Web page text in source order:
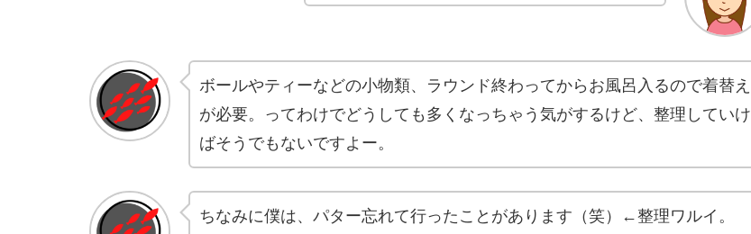
ボールやティーなどの小物類、ラウンド終わってからお風呂入るので着替え
が必要。ってわけでどうしても多くなっちゃう気がするけど、整理していけ
ばそうでもないですよー。
ちなみに僕は、パター忘れて行ったことがあります（笑）←整理ワルイ。